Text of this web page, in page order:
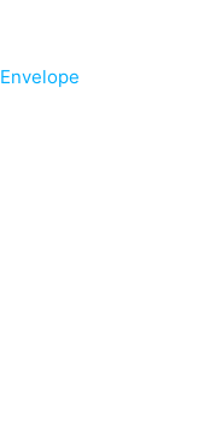
Envelope